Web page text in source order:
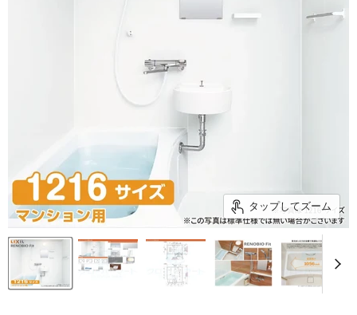
タップしてズーム